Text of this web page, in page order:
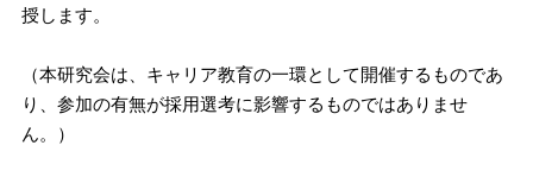
授します。
（本研究会は、キャリア教育の一環として開催するものであ
り、参加の有無が採用選考に影響するものではありませ
ん。）